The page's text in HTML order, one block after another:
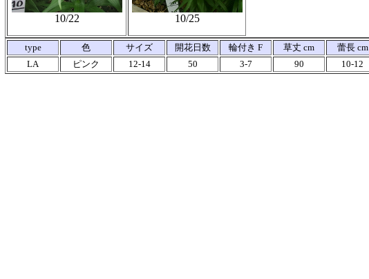
10/22 10/25
type 色 サイズ 開花日数 輪付き F 草丈 cm 蕾長 cm
LA
ピンク 12-14 50 3-7 90 10-12